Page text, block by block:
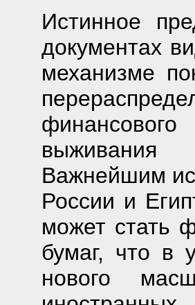
Истинное
документах
механизме
выживания
Важнейшим
России и
может стать
бумаг, что в
нового